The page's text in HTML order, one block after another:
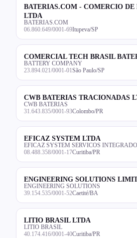
BATERIAS.COM - COMERCIO DE
LTDA
BATERIAS.COM
06.860.649/0001-69Itupeva/SP
COMERCIAL TECH BRASIL
BATTERY COMPANY
23.894.021/0001-01 São Paulo/SP
CWB BATERIAS TRACIONADAS
CWB BATERIAS
31.643.835/0001-93Colombo/PR
EFICAZ SYSTEM LTDA
EFICAZ SYSTEM SERVICOS
08.488.358/0001-17Curitiba/PR
ENGINEERING SOLUTIONS
ENGINEERING SOLUTIONS
39.154.535/0001-52Caetité/BA
LITIO BRASIL LTDA
LITIO BRASIL
40.174.416/0001-40Curitiba/PR